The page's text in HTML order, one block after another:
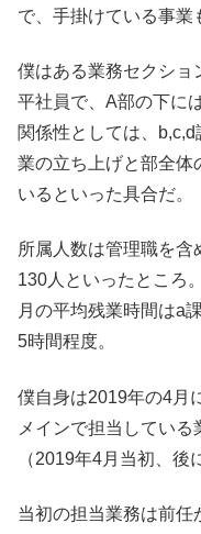
で、手掛けている事業
僕はある業務セクショ
平社員で、A部の下に
関係性としては、
業の立ち上げと部全体
いるといった具合だ。
所属人数は管理職を
130人といったところ。
月の平均残業時間はa
5時間程度。
僕自身は2019年の4月
メインで担当してい
（2019年4月当初、後
当初の担当業務は前任